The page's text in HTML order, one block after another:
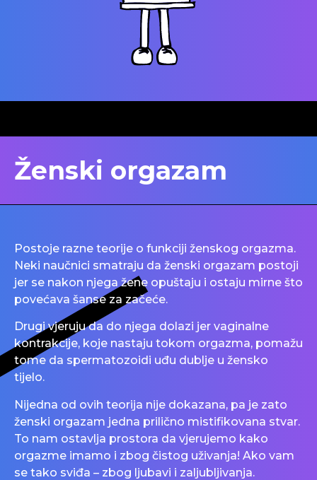
Ženski orgazam
Postoje razne teorije o funkciji ženskog orgazma.
Neki naučnici smatraju da ženski orgazam postoji
jer se nakon njega žene opuštaju i ostaju mirne što
povećava šanse za začeće.
Drugi vjeruju da do njega dolazi jer vaginalne
kontrakcije, koje nastaju tokom orgazma, pomažu
tome da spermatozoidi uđu dublje u žensko
tijelo.
Nijedna od ovih teorija nije dokazana, pa je zato
ženski orgazam jedna prilično mistifikovana stvar.
To nam ostavlja prostora da vjerujemo kako
orgazme imamo i zbog čistog uživanja! Ako vam
se tako sviđa – zbog ljubavi i zaljubljivanja.